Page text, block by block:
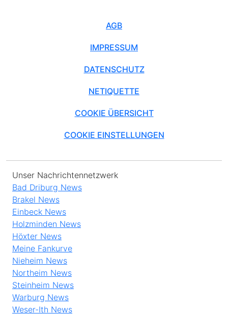
AGB
IMPRESSUM
DATENSCHUTZ
NETIQUETTE
COOKIE ÜBERSICHT
COOKIE EINSTELLUNGEN
Unser Nachrichtennetzwerk
Bad Driburg News
Brakel News
Einbeck News
Holzminden News
Höxter News
Meine Fankurve
Nieheim News
Northeim News
Steinheim News
Warburg News
Weser-Ith News